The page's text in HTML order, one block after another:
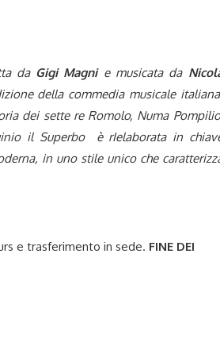
da Gigi Magnie musicata da
della commedia musicale
dei sette re Romolo, Numa
il Superbo è rIelaborata in
in uno stile unico che
e trasferimento in sede. FINE DEI